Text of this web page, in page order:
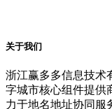
关于我们
浙江赢多多信息技术
字城市核心组件提供
力于地名地址协同服